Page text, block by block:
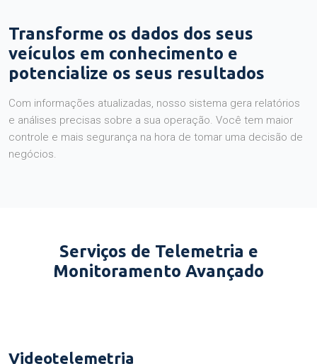
Transforme os dados dos seus
veículos em conhecimento e
potencialize os seus resultados
Com informações atualizadas, nosso sistema gera relatórios
e análises precisas sobre a sua operação. Você tem maior
controle e mais segurança na hora de tomar uma decisão de
negócios.
Serviços de Telemetria e
Monitoramento Avançado
Videotelemetria